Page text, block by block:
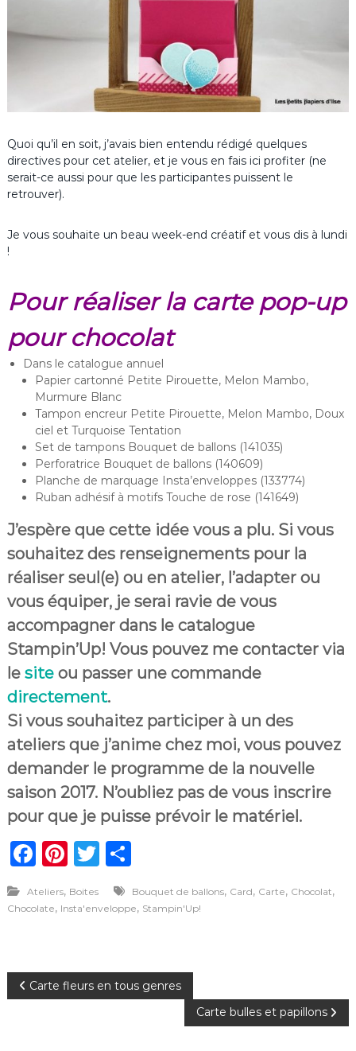
Quoi qu’il en soit, j’avais bien entendu rédigé quelques
directives pour cet atelier, et je vous en fais ici profiter (ne
serait-ce aussi pour que les participantes puissent le
retrouver).
Je vous souhaite un beau week-end créatif et vous dis à lundi
!
Pour réaliser la carte pop-up
pour chocolat
Dans le catalogue annuel
Papier cartonné Petite Pirouette, Melon Mambo,
Murmure Blanc
Tampon encreur Petite Pirouette, Melon Mambo, Doux
ciel et Turquoise Tentation
Set de tampons Bouquet de ballons (141035)
Perforatrice Bouquet de ballons (140609)
Planche de marquage Insta’enveloppes (133774)
Ruban adhésif à motifs Touche de rose (141649)
J’espère que cette idée vous a plu. Si vous
souhaitez des renseignements pour la
réaliser seul(e) ou en atelier, l’adapter ou
vous équiper, je serai ravie de vous
accompagner dans le catalogue
Stampin’Up! Vous pouvez me contacter via
le siteou passer une commande
directement.
Si vous souhaitez participer à un des
ateliers que j’anime chez moi, vous pouvez
demander le programme de la nouvelle
saison 2017. N’oubliez pas de vous inscrire
pour que je puisse prévoir le matériel.
F
c
o
o
Pi
te
T
w
it
P
ta
Ateliers, Boites Bouquet de ballons, Card, Carte, Chocolat,
Chocolate, Insta'enveloppe, Stampin'Up!
N Carte fleurs en tous genres
Carte bulles et papillons